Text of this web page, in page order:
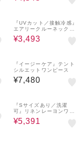
『UVカット／接触冷感』
エアリークルーネックカ
ーディガン
¥3,493
『イージーケア』テント
シルエットワンピース
¥7,480
『Sサイズあり／洗濯
可』リネンレーヨンワイ
ドパンツ
¥5,391